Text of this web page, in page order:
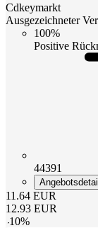
Cdkeymarkt
Ausgezeichneter
100%
Positive
44391
11.64 EUR
12.93 EUR
-10%